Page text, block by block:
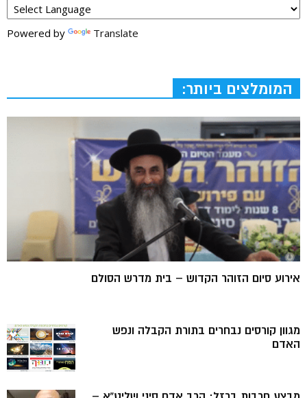
Powered by Translate
המומלצים ביותר:
אירוע סיום הזוהר הקדוש – בית מדרש הסולם
מגוון קורסים נבחרים בתורת הקבלה ונפש
האדם